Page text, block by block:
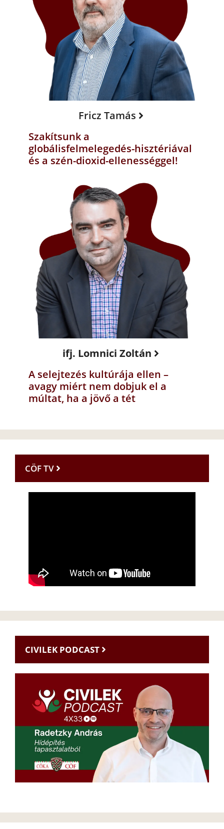
Fricz Tamás
Szakítsunk a
globálisfelmelegedés-hisztériával
és a szén-dioxid-ellenességgel!
ifj. Lomnici Zoltán
A selejtezés kultúrája ellen –
avagy miért nem dobjuk el a
múltat, ha a jövő a tét
CÖF TV
CIVILEK PODCAST